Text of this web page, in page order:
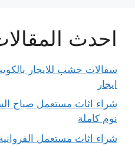
احدث
سقالات خشب للايجار
ايجار
شراء اثاث مستعمل صباح
نوم كاملة
شراء اثاث مستعمل